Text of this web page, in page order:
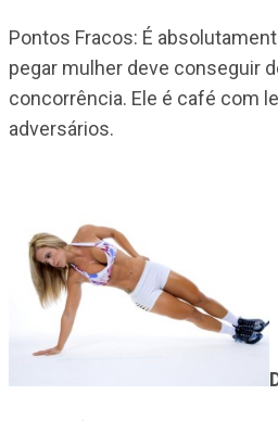
Pontos Fracos: É
pegar mulher deve conseguir
concorrência. Ele é café com
adversários.